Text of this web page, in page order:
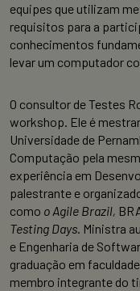
equipes que utilizam
requisitos para a
conhecimentos
levar um computador
O consultor de Testes
workshop. Ele é
Universidade de
Computação pela
experiência em
palestrante e
como o Agile Brazil,
Testing Days. Ministra
e Engenharia de
graduação em
membro integrante do